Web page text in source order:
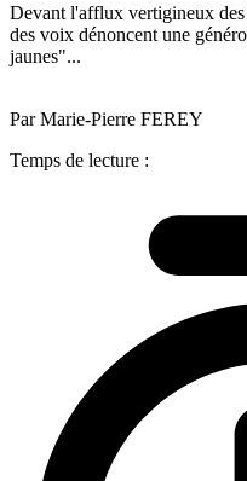
Devant l'afflux vertigineux
des voix dénoncent une
jaunes"...
Par Marie-Pierre FEREY
Temps de lecture :